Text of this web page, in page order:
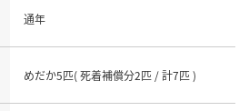
通年
めだか5匹( 死着補償分2匹 / 計7匹 )